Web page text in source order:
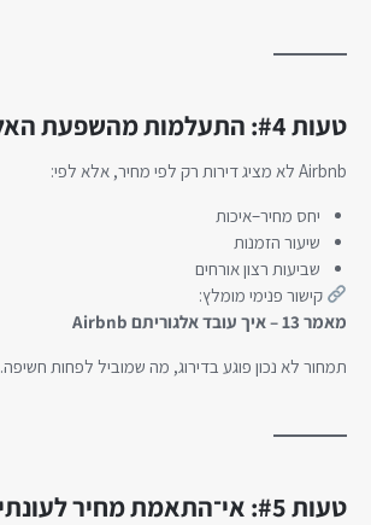
טעות #4: התעלמות מהשפעת האלגוריתם
Airbnb לא מציג דירות רק לפי מחיר, אלא לפי:
יחס מחיר–איכות
שיעור הזמנות
שביעות רצון אורחים
קישור פנימי מומלץ:
מאמר 13 – איך עובד אלגוריתם Airbnb
תמחור לא נכון פוגע בדירוג, מה שמוביל לפחות חשיפה.
טעות #5: אי־התאמת מחיר לעונתיות ואירועים